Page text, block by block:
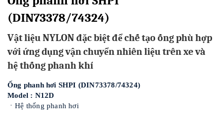
(DIN73378/74324)
Vật liệu NYLON đặc biệt để chế tạo ống phù hợp
với ứng dụng vận chuyển nhiên liệu trên xe và
hệ thống phanh khí
Ống phanh hơi SHPI (DIN73378/74324)
Model : N12D
ㆍHệ thống phanh hơi